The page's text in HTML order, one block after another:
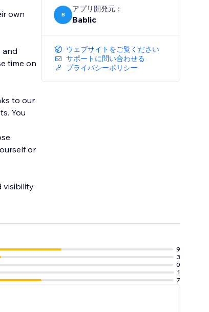
own
and
time on
to our
You
or
visibility
B
アプリ開発元：
Bablic
ウェブサイトをご覧ください
サポートに問い合わせる
プライバシーポリシー
9
3
0
1
7